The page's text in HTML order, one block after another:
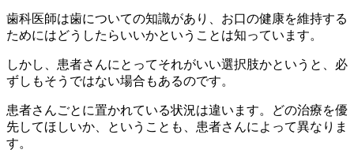
歯科医師は歯についての知識があり、お口の健康を維持する
ためにはどうしたらいいかということは知っています。
しかし、患者さんにとってそれがいい選択肢かというと、必
ずしもそうではない場合もあるのです。
患者さんごとに置かれている状況は違います。どの治療を優
先してほしいか、ということも、患者さんによって異なりま
す。